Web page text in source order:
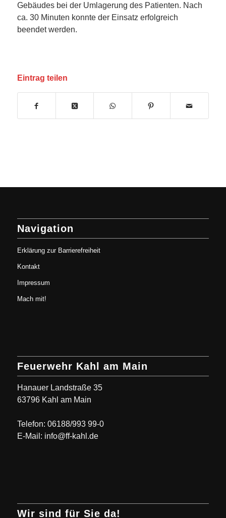
Gebäudes bei der Umlagerung des Patienten. Nach
ca. 30 Minuten konnte der Einsatz erfolgreich
beendet werden.
Eintrag teilen
Navigation
Erklärung zur Barrierefreiheit
Kontakt
Impressum
Mach mit!
Feuerwehr Kahl am Main
Hanauer Landstraße 35
63796 Kahl am Main
Telefon: 06188/993 99-0
E-Mail: info@ff-kahl.de
Wir sind für Sie da!